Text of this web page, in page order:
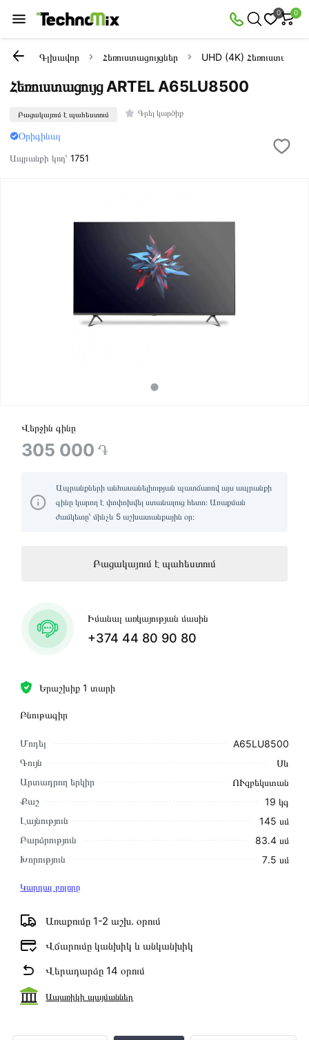
0 0
Գլխավոր Հեռուստացույցներ UHD (4K)
Հեռուստացույց ARTEL A65LU8500
Բացակայում է պահեստում Գրել կարծիք
Օրիգինալ
Ապրանքի կոդ՝1751
Երաշխիք 1 տարի
Բնութագիր
Մոդել
A65LU8500
Գույն
Սև
Արտադրող երկիր
ՈՒզբեկստան
Քաշ
19 կգ
Լայնություն
145 սմ
Բարձրություն
83․4 սմ
Խորություն
7․5 սմ
Կարդալ բոլորը
Առաքումը 1-2 աշխ․ օրում
Վճարումը կանխիկ և անկանխիկ
Վերադարձը 14 օրում
Ապառիկի պայմաններ
Վերջին գինը
305 000 ֏
Ապրանքների անհասանելիության պատճառով այս ապրանքի
գինը կարող է փոփոխվել ստանալուց հետո։ Առաքման
ժամկետը՝ մինչև 5 աշխատանքային օր։
Բացակայում է պահեստում
Իմանալ առկայության մասին
+374 44 80 90 80